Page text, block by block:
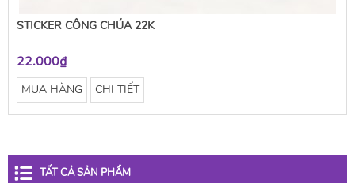
STICKER CÔNG CHÚA 22K
22.000₫
MUA HÀNG CHI TIẾT
TẤT CẢ SẢN PHẨM